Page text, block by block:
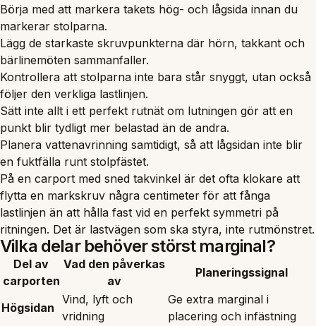
Börja med att markera takets hög- och lågsida innan du
markerar stolparna.
Lägg de starkaste skruvpunkterna där hörn, takkant och
bärlinemöten sammanfaller.
Kontrollera att stolparna inte bara står snyggt, utan också
följer den verkliga lastlinjen.
Sätt inte allt i ett perfekt rutnät om lutningen gör att en
punkt blir tydligt mer belastad än de andra.
Planera vattenavrinning samtidigt, så att lågsidan inte blir
en fuktfälla runt stolpfästet.
På en carport med sned takvinkel är det ofta klokare att
flytta en markskruv några centimeter för att fånga
lastlinjen än att hålla fast vid en perfekt symmetri på
ritningen. Det är lastvägen som ska styra, inte rutmönstret.
Vilka delar behöver störst marginal?
Del av
carporten
Vad den påverkas
av
Planeringssignal
Högsidan
Vind, lyft och
vridning
Ge extra marginal i
placering och infästning